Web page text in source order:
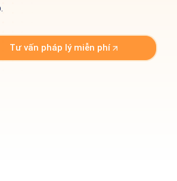
Tư vấn pháp lý miễn phí